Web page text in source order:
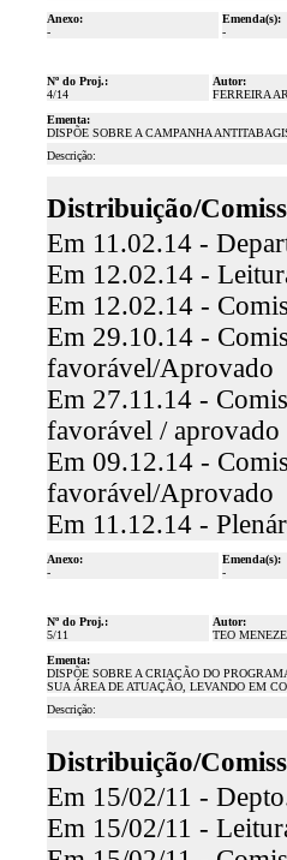
Anexo:
-
Emenda(s):
-
Nº do Proj.:
4/14
Autor:
FERREIRA
Ementa:
DISPÕE SOBRE A CAMPANHA
Descrição:
Distribuição/
Em 11.02.14 -
Em 12.02.14 -
Em 12.02.14 -
Em 29.10.14 -
favorável/Aprovado
Em 27.11.14 -
favorável / aprovado
Em 09.12.14 -
favorável/Aprovado
Em 11.12.14 -
Anexo:
-
Emenda(s):
-
Nº do Proj.:
5/11
Autor:
TEO
Ementa:
DISPÕE SOBRE A CRIAÇÃO DO
SUA ÁREA DE ATUAÇÃO, LEVANDO EM
Descrição:
Distribuição/
Em 15/02/11 -
Em 15/02/11 -